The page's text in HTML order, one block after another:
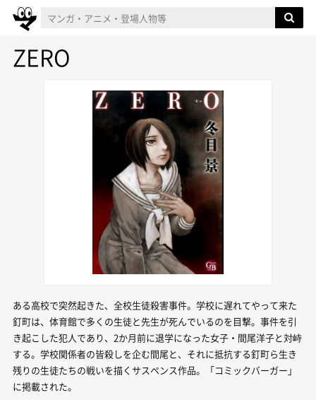
ZERO
ある高校で突然起きた、全校生徒殺害事件。学校に遅れてやって来た
釘町は、体育館で多くの生徒と先生が死んでいるのを目撃。事件を引
き起こした犯人であり、2か月前に退学になった女子・間尾洋子と対峙
する。学校関係者の皆殺しを企む間尾と、それに抵抗する釘町ら生き
残りの生徒たちの戦いを描くサスペンス作品。「コミックバーガー」
に掲載された。